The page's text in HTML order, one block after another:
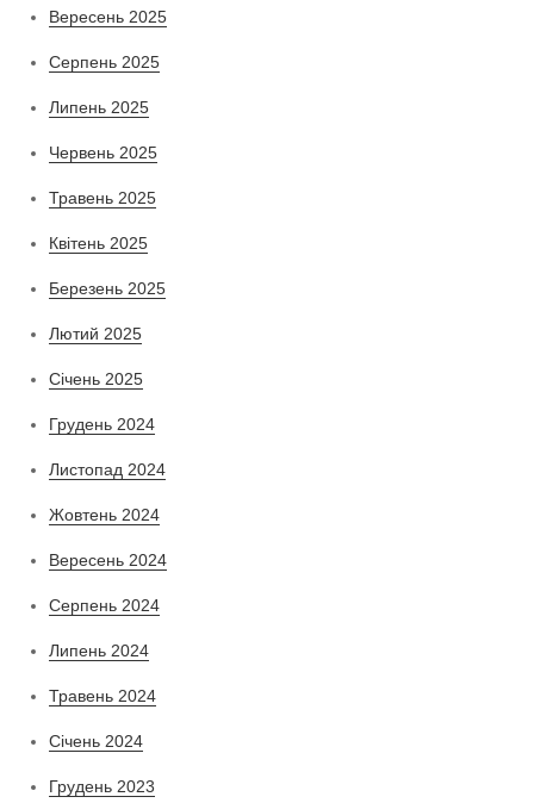
Вересень 2025
Серпень 2025
Липень 2025
Червень 2025
Травень 2025
Квітень 2025
Березень 2025
Лютий 2025
Січень 2025
Грудень 2024
Листопад 2024
Жовтень 2024
Вересень 2024
Серпень 2024
Липень 2024
Травень 2024
Січень 2024
Грудень 2023